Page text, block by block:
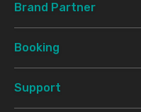
Brand Partner
Booking
Support